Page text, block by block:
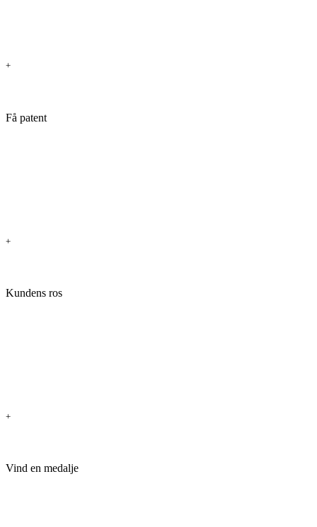
+
Få patent
+
Kundens ros
+
Vind en medalje